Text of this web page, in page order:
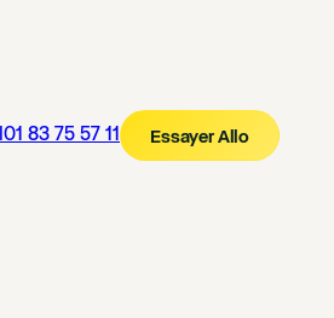
01 83 75 57 11 Essayer Allo